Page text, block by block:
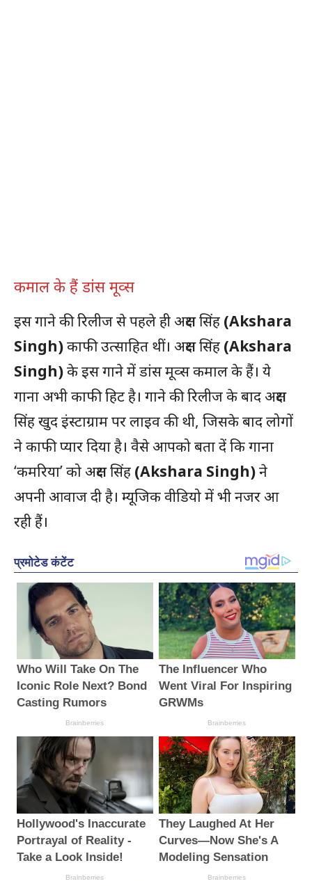
कमाल के हैं डांस मूव्स
इस गाने की रिलीज से पहले ही अक्षरा सिंह (Akshara
Singh)काफी उत्साहित थीं। अक्षरा सिंह (Akshara
Singh)के इस गाने में डांस मूव्स कमाल के हैं। ये
गाना अभी काफी हिट है। गाने की रिलीज के बाद अक्षरा
सिंह खुद इंस्टाग्राम पर लाइव की थी, जिसके बाद लोगों
ने काफी प्यार दिया है। वैसे आपको बता दें कि गाना
‘कमरिया’ को अक्षरा सिंह (Akshara Singh)ने
अपनी आवाज दी है। म्यूजिक वीडियो में भी नजर आ
रही हैं।